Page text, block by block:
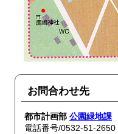
お問合わせ先
都市計画部 公園緑地課
電話番号/0532-51-2650